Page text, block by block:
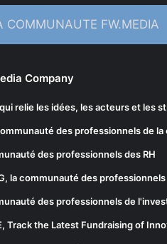
COMMUNAUTE FW.MEDIA
Company
relie les idées, les acteurs et les
des professionnels de
des professionnels des RH
, la communauté des
des professionnels de
, Track the Latest Fundraising of